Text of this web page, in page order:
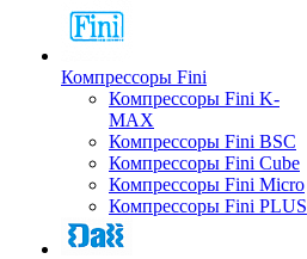
Компрессоры Fini
Компрессоры Fini K-
MAX
Компрессоры Fini BSC
Компрессоры Fini Cube
Компрессоры Fini Micro
Компрессоры Fini PLUS